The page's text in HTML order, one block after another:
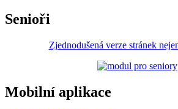
Senioři
Zjednodušená verze stránek
Mobilní aplikace